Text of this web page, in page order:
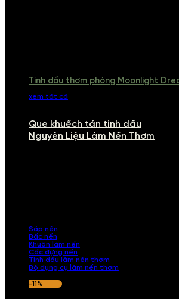
Tinh dầu thơm phòng Moonlight
xem tất cả
Que khuếch tán tinh dầu
Nguyên Liệu Làm Nến Thơm
Sáp nến
Bấc nến
Khuôn làm nến
Cốc đựng nến
Tinh dầu làm nến thơm
Bộ dụng cụ làm nến thơm
-11%